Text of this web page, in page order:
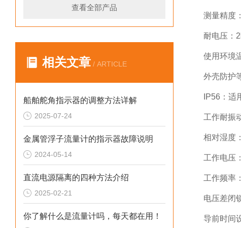
查看全部产品
相关文章 / ARTICLE
船舶舵角指示器的调整方法详解
2025-07-24
金属管浮子流量计的指示器故障说明
2024-05-14
直流电源隔离的四种方法介绍
2025-02-21
你了解什么是流量计吗，每天都在用！
测量精度
耐电压：
使用环境
外壳防护
IP56：适
工作耐振
相对湿度
工作电压
工作频率
电压差闭
导前时间